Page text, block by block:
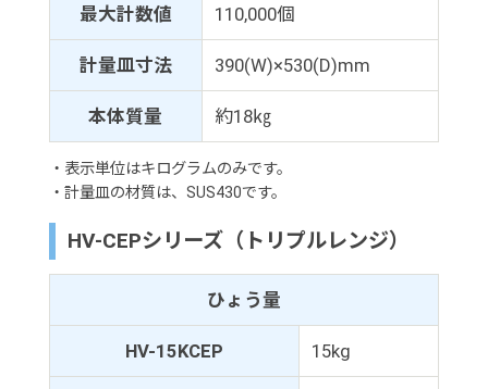
最大計数値 110,000個
計量皿寸法 390(W)×530(D)mm
本体質量 約18㎏
・表示単位はキログラムのみです。
・計量皿の材質は、SUS430です。
HV-CEPシリーズ（トリプルレンジ）
ひょう量
HV-15KCEP 15kg